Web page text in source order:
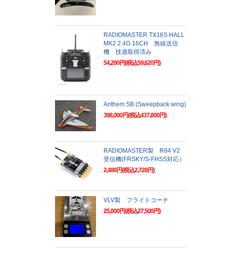
RADIOMASTER TX16S HALL
MK2 2.4G 16CH 無線送信
機 技適取得済み
54,200円(税込59,620円)
Anthem SB (Sweepback wing)
398,000円(税込437,800円)
RADIOMASTER製 R84 V2
受信機(FRSKY/S-FHSS対応）
2,480円(税込2,728円)
VLV製 フライトコーチ
25,000円(税込27,500円)